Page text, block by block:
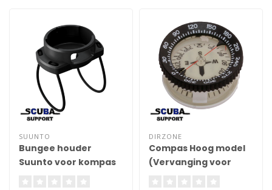
SUUNTO
Bungee houder
Suunto voor kompas
DIRZONE
Compas Hoog model
(Vervanging voor